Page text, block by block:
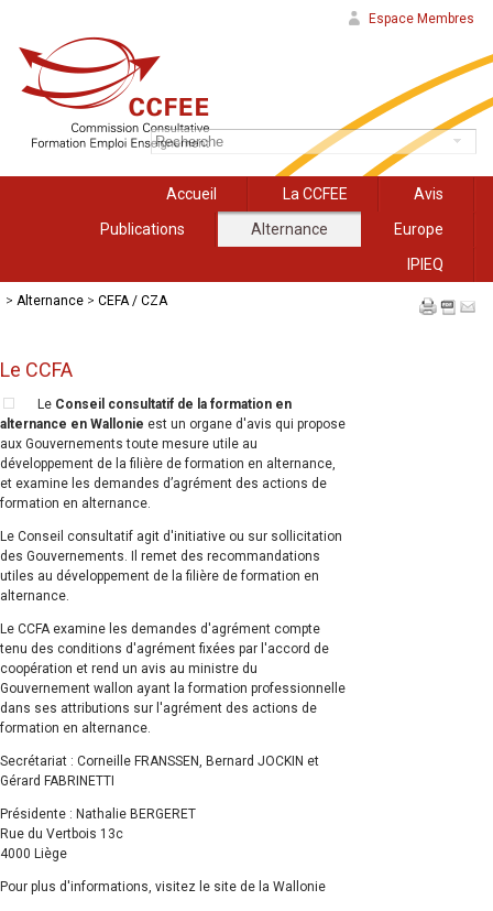
Espace Membres
Accueil La CCFEE
Avis
Publications
Alternance
Europe
IPIEQ
> Alternance > CEFA / CZA
Le CCFA
Le Conseil consultatif de la formation en
alternance en Wallonie est un organe d'avis qui propose
aux Gouvernements toute mesure utile au
développement de la filière de formation en alternance,
et examine les demandes d’agrément des actions de
formation en alternance.
Le Conseil consultatif agit d'initiative ou sur sollicitation
des Gouvernements. Il remet des recommandations
utiles au développement de la filière de formation en
alternance.
Le CCFA examine les demandes d'agrément compte
tenu des conditions d'agrément fixées par l'accord de
coopération et rend un avis au ministre du
Gouvernement wallon ayant la formation professionnelle
dans ses attributions sur l'agrément des actions de
formation en alternance.
Secrétariat : Corneille FRANSSEN, Bernard JOCKIN et
Gérard FABRINETTI
Présidente : Nathalie BERGERET
Rue du Vertbois 13c
4000 Liège
Pour plus d'informations, visitez le site de la Wallonie